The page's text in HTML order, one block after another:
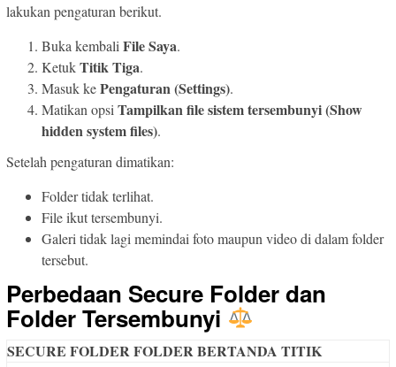
lakukan pengaturan berikut.
Buka kembali File Saya.
KetukTitik Tiga.
Masuk kePengaturan (Settings).
Matikan opsi Tampilkan file sistem tersembunyi (Show
hidden system files).
Setelah pengaturan dimatikan:
Folder tidak terlihat.
File ikut tersembunyi.
Galeri tidak lagi memindai foto maupun video di dalam folder
tersebut.
Perbedaan Secure Folder dan
Folder Tersembunyi
SECURE FOLDERFOLDER BERTANDA TITIK